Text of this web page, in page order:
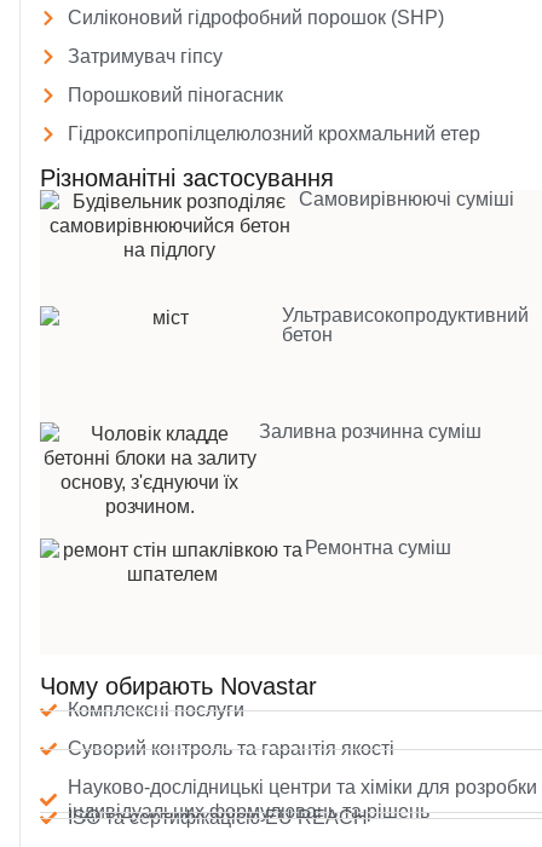
Силіконовий гідрофобний порошок (SHP)
Затримувач гіпсу
Порошковий піногасник
Гідроксипропілцелюлозний крохмальний етер
Різноманітні застосування
Самовирівнюючі суміші
Ультрависокопродуктивний
бетон
Заливна розчинна суміш
Ремонтна суміш
Чому обирають Novastar
Комплексні послуги
Суворий контроль та гарантія якості
Науково-дослідницькі центри та хіміки для розробки
індивідуальних формулювань та рішень
ISO та сертифікацією EU REACH